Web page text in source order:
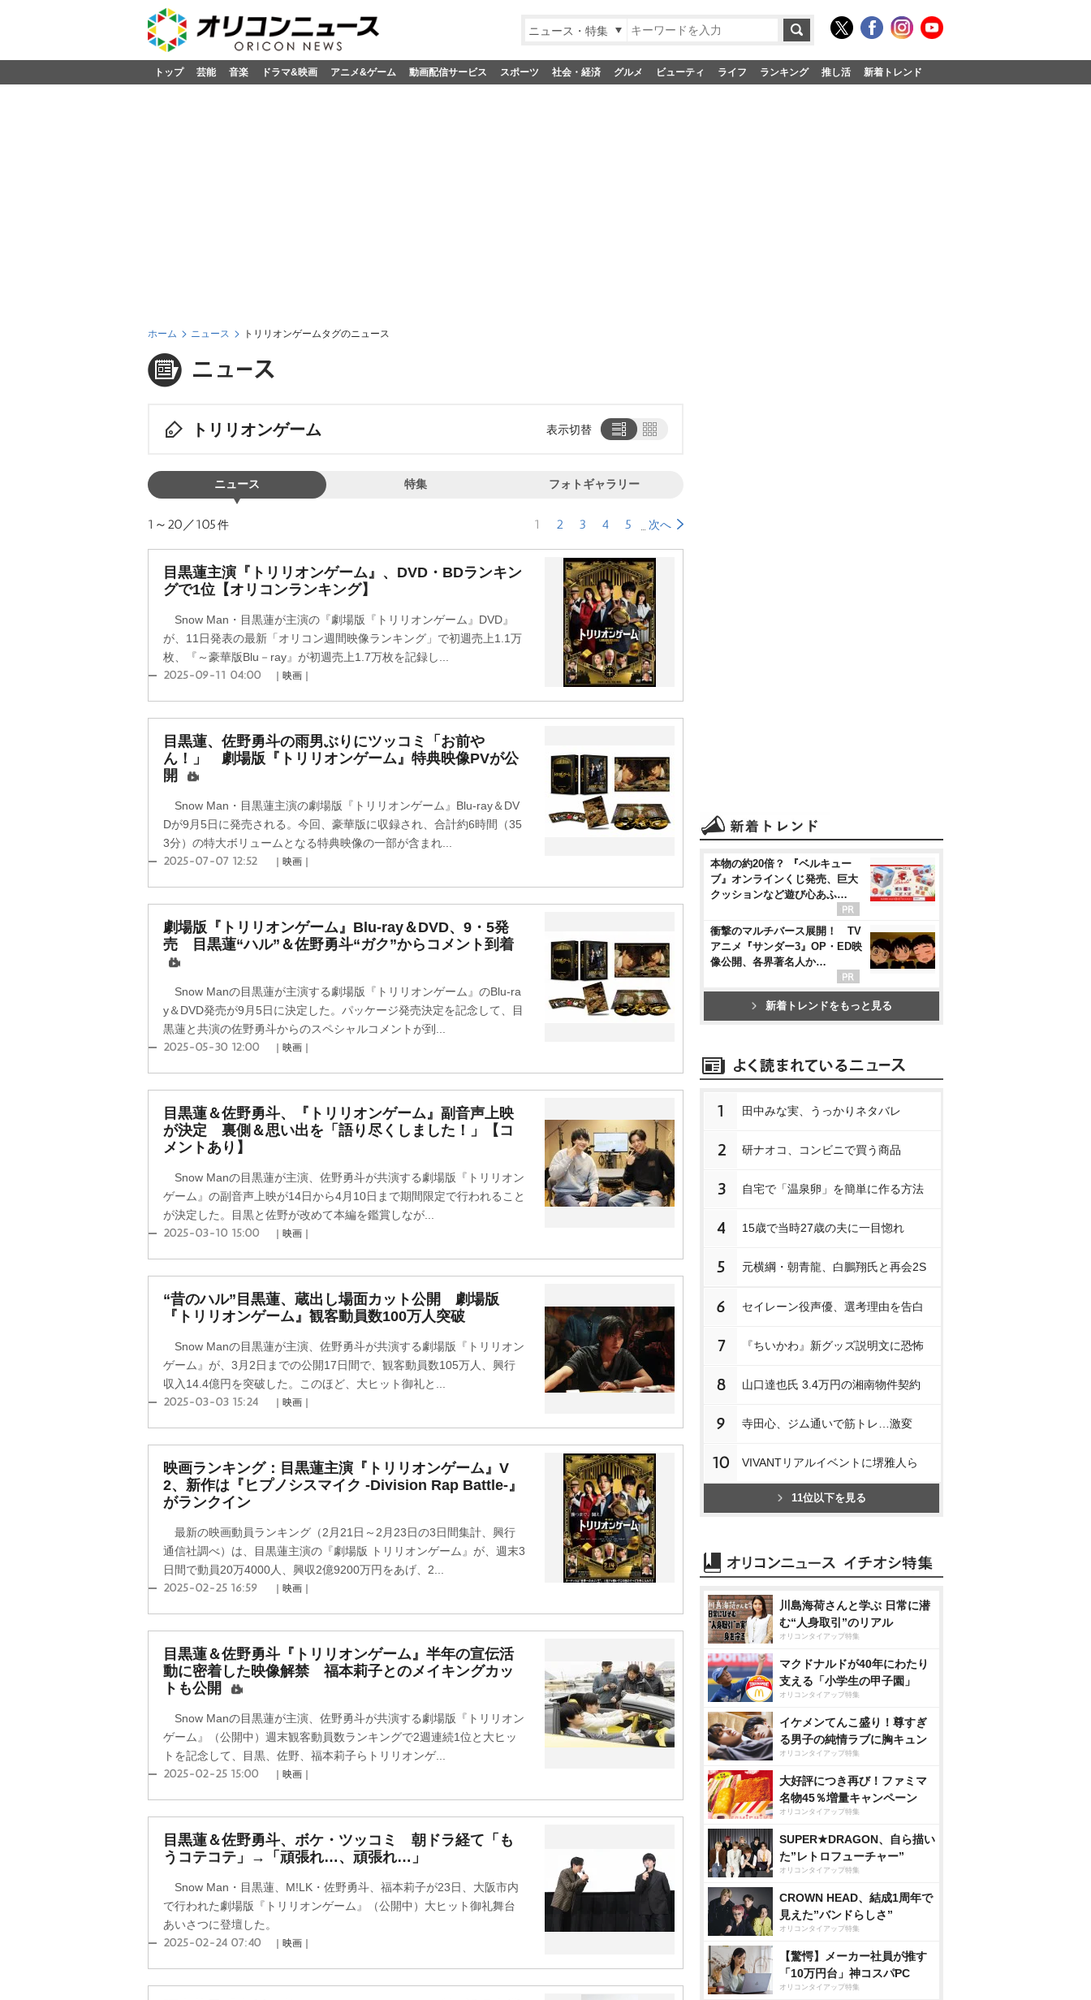
ニュース・特集
トップ 芸能 音楽 ドラマ&映画 アニメ&ゲーム 動画配信サービス スポーツ 社会・経済 グルメ ビューティ ライフ ランキング 推し活 新着トレンド
ホーム ニュース トリリオンゲームタグのニュース
トリリオンゲーム 表示切替
ニュース 特集 フォトギャラリー
1～20／105件 1 2 3 4 5 次へ
目黒蓮主演『トリリオンゲーム』、DVD・BDランキン
グで1位【オリコンランキング】
Snow Man・目黒蓮が主演の『劇場版『トリリオンゲーム』DVD』
が、11日発表の最新「オリコン週間映像ランキング」で初週売上1.1万
枚、『～豪華版Blu－ray』が初週売上1.7万枚を記録し...
2025-09-11 04:00 ｜映画｜
目黒蓮、佐野勇斗の雨男ぶりにツッコミ「お前
ん！」 劇場版『トリリオンゲーム』特典映像PVが公
開
Snow Man・目黒蓮主演の劇場版『トリリオンゲーム』Blu-ray＆DV
Dが9月5日に発売される。今回、豪華版に収録され、合計約6時間（35
3分）の特大ボリュームとなる特典映像の一部が含まれ...
2025-07-07 12:52 ｜映画｜
劇場版『トリリオンゲーム』Blu-ray＆DVD、9・5発
売 目黒蓮“ハル”＆佐野勇斗“ガク”からコメント到着
Snow Manの目黒蓮が主演する劇場版『トリリオンゲーム』のBlu-ra
y＆DVD発売が9月5日に決定した。パッケージ発売決定を記念して、目
黒蓮と共演の佐野勇斗からのスペシャルコメントが到...
2025-05-30 12:00 ｜映画｜
目黒蓮＆佐野勇斗、『トリリオンゲーム』副音声上映
が決定 裏側＆思い出を「語り尽くしました！」【コ
メントあり】
Snow Manの目黒蓮が主演、佐野勇斗が共演する劇場版『トリリオン
ゲーム』の副音声上映が14日から4月10日まで期間限定で行われること
が決定した。目黒と佐野が改めて本編を鑑賞しなが...
2025-03-10 15:00 ｜映画｜
“昔のハル”目黒蓮、蔵出し場面カット公開 劇場版
『トリリオンゲーム』観客動員数100万人突破
Snow Manの目黒蓮が主演、佐野勇斗が共演する劇場版『トリリオン
ゲーム』が、3月2日までの公開17日間で、観客動員数105万人、興行
収入14.4億円を突破した。このほど、大ヒット御礼と...
2025-03-03 15:24 ｜映画｜
映画ランキング：目黒蓮主演『トリリオンゲーム』V
2、新作は『ヒプノシスマイク -Division Rap Battle-』
がランクイン
最新の映画動員ランキング（2月21日～2月23日の3日間集計、興行
通信社調べ）は、目黒蓮主演の『劇場版 トリリオンゲーム』が、週末3
日間で動員20万4000人、興収2億9200万円をあげ、2...
2025-02-25 16:59 ｜映画｜
目黒蓮＆佐野勇斗『トリリオンゲーム』半年の宣伝活
動に密着した映像解禁 福本莉子とのメイキングカッ
トも公開
Snow Manの目黒蓮が主演、佐野勇斗が共演する劇場版『トリリオン
ゲーム』（公開中）週末観客動員数ランキングで2週連続1位と大ヒッ
トを記念して、目黒、佐野、福本莉子らトリリオンゲ...
2025-02-25 15:00 ｜映画｜
目黒蓮＆佐野勇斗、ボケ・ツッコミ 朝ドラ経て「も
うコテコテ」→「頑張れ…、頑張れ…」
Snow Man・目黒蓮、M!LK・佐野勇斗、福本莉子が23日、大阪市内
で行われた劇場版『トリリオンゲーム』（公開中）大ヒット御礼舞台
あいさつに登壇した。
2025-02-24 07:40 ｜映画｜
本物の約20倍？ 『ベルキュー
ブ』オンラインくじ発売、巨大
クッションなど遊び心あふ…
衝撃のマルチバース展開！ TV
アニメ『サンダー3』OP・ED映
像公開、各界著名人か…
新着トレンドをもっと見る
1 田中みな実、うっかりネタバレ
2 研ナオコ、コンビニで買う商品
3 自宅で「温泉卵」を簡単に作る方法
4 15歳で当時27歳の夫に一目惚れ
5 元横綱・朝青龍、白鵬翔氏と再会2S
6 セイレーン役声優、選考理由を告白
7 『ちいかわ』新グッズ説明文に恐怖
8 山口達也氏 3.4万円の湘南物件契約
9 寺田心、ジム通いで筋トレ…激変
10 VIVANTリアルイベントに堺雅人ら
11位以下を見る
川島海荷さんと学ぶ 日常に潜
む“人身取引”のリアル
オリコンタイアップ特集
マクドナルドが40年にわたり
支える「小学生の甲子園」
オリコンタイアップ特集
イケメンてんこ盛り！尊すぎ
る男子の純情ラブに胸キュン
オリコンタイアップ特集
大好評につき再び！ファミマ
名物45％増量キャンペーン
オリコンタイアップ特集
SUPER★DRAGON、自ら描い
た”レトロフューチャー”
オリコンタイアップ特集
CROWN HEAD、結成1周年で
見えた”バンドらしさ”
オリコンタイアップ特集
【驚愕】メーカー社員が推す
「10万円台」神コスパPC
オリコンタイアップ特集